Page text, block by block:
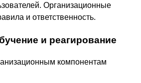
Организационные
и ответственность.
и реагирование
компонентам